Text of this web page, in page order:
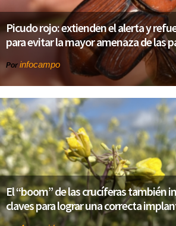
Picudo rojo: extienden el alerta y
para evitar la mayor amenaza de las
Por infocampo
El “boom” de las crucíferas también
claves para lograr una correcta